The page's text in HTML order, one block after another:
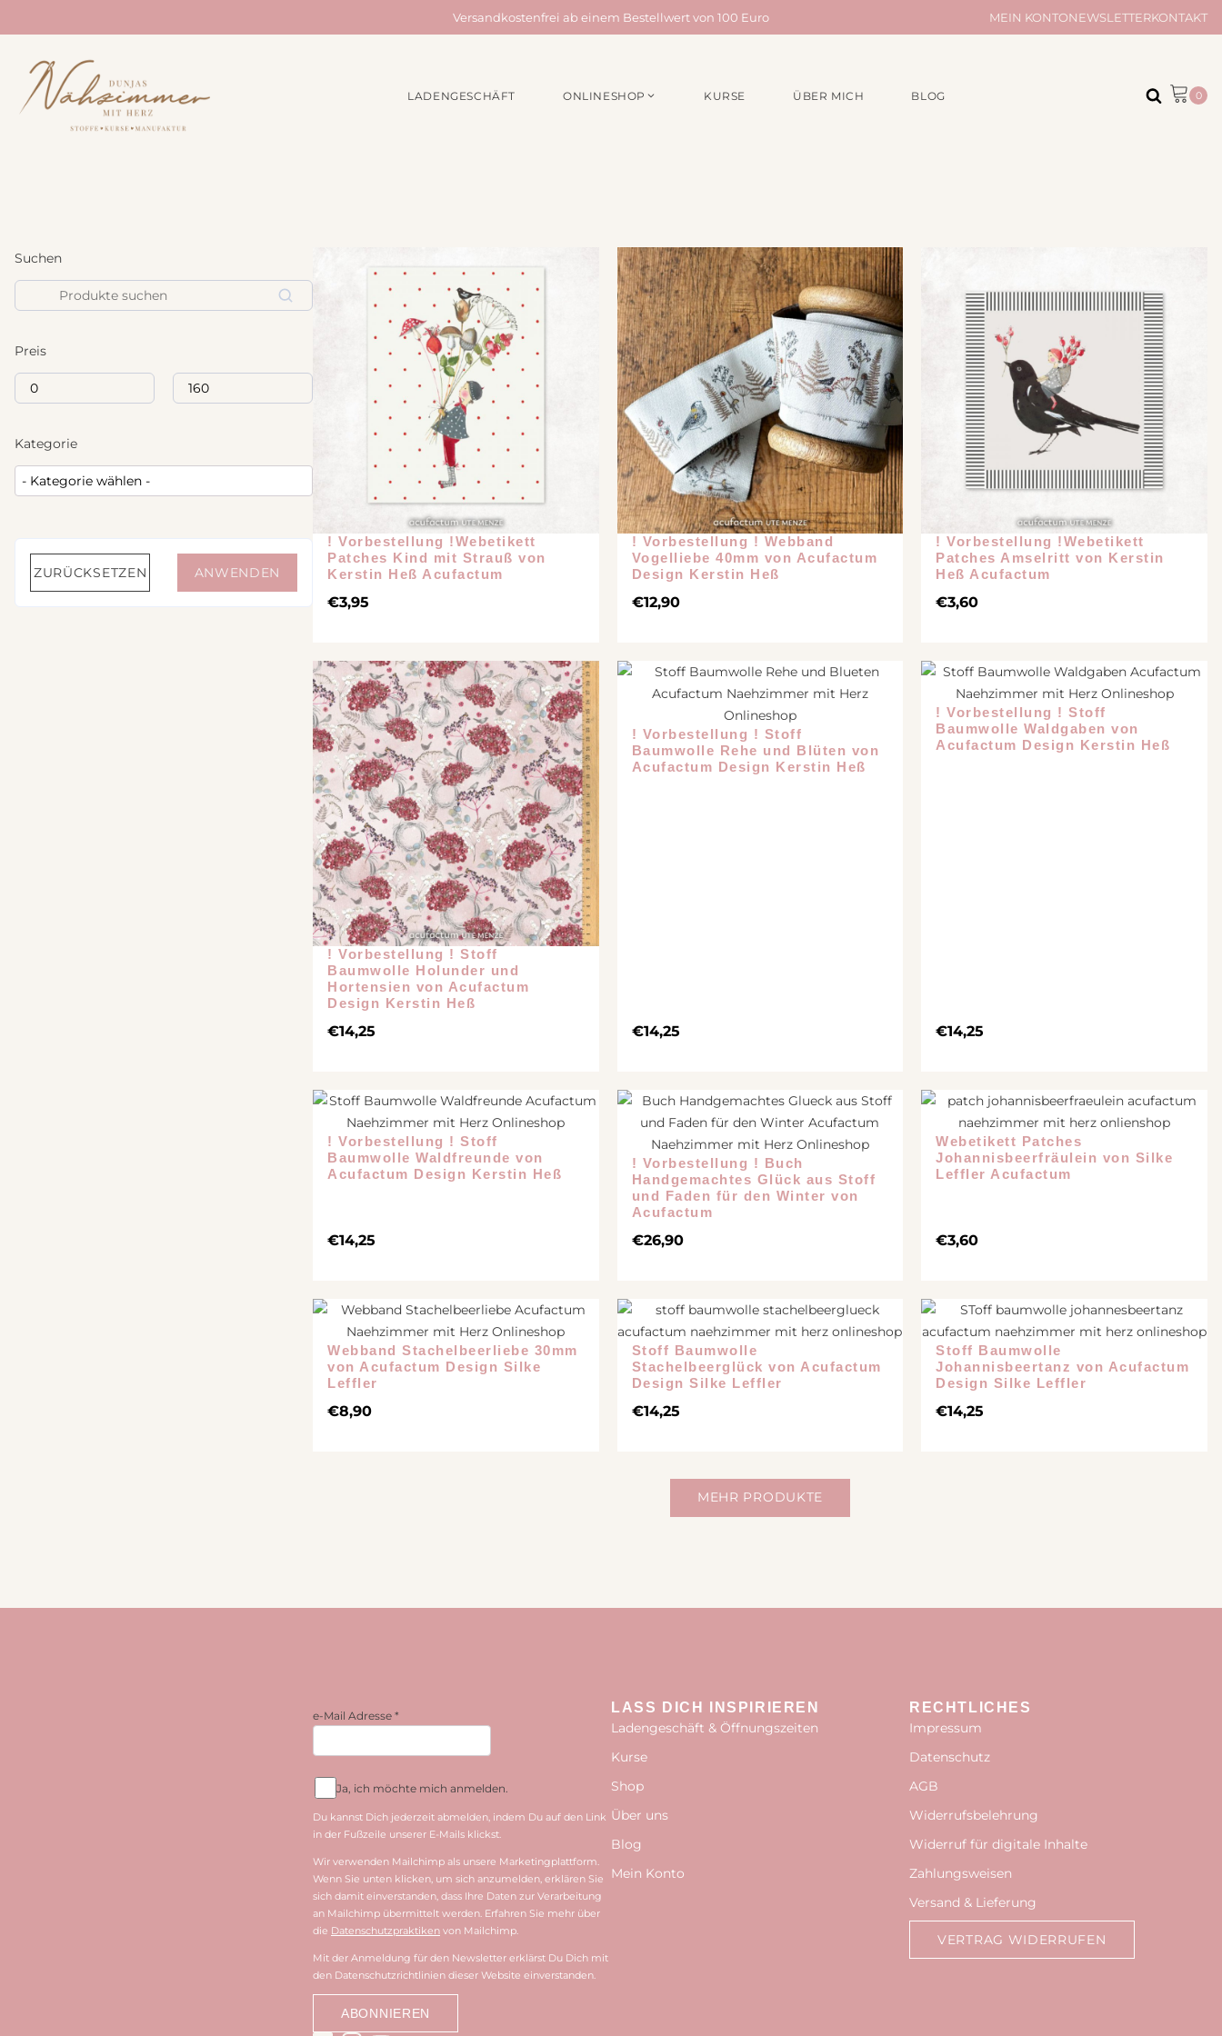
Versandkostenfrei ab einem Bestellwert von 100 Euro MEIN KONTONEWSLETTERKONTAKT
LADENGESCHÄFT ONLINESHOP
Liberty Fabrics
Fableism
Tilda
Merchant and Mills
Steppstoff
Canvas
Echt Knorke
Nähanleitung Verschiedenes
Stickpakete
Knöpfe
Nähgarn
Etiketten
Quiltzubehör
Stickzubehör
Verschiedenes
Quilts
KURSE ÜBER MICH BLOG
Suchen
Preis
Kategorie
ANWENDEN
ZURÜCKSETZEN
! Vorbestellung !Webetikett
Patches Kind mit Strauß von
Kerstin Heß Acufactum
€3,95
! Vorbestellung ! Webband
Vogelliebe 40mm von Acufactum
Design Kerstin Heß
€12,90
! Vorbestellung !Webetikett
Patches Amselritt von Kerstin
Heß Acufactum
€3,60
! Vorbestellung ! Stoff
Baumwolle Holunder und
Hortensien von Acufactum
Design Kerstin Heß
€14,25
! Vorbestellung ! Stoff
Baumwolle Rehe und Blüten von
Acufactum Design Kerstin Heß
€14,25
! Vorbestellung ! Stoff
Baumwolle Waldgaben von
Acufactum Design Kerstin Heß
€14,25
! Vorbestellung ! Stoff
Baumwolle Waldfreunde von
Acufactum Design Kerstin Heß
€14,25
! Vorbestellung ! Buch
Handgemachtes Glück aus Stoff
und Faden für den Winter von
Acufactum
€26,90
Webetikett Patches
Johannisbeerfräulein von Silke
Leffler Acufactum
€3,60
Webband Stachelbeerliebe 30mm
von Acufactum Design Silke
Leffler
€8,90
Stoff Baumwolle
Stachelbeerglück von Acufactum
Design Silke Leffler
€14,25
Stoff Baumwolle
Johannisbeertanz von Acufactum
Design Silke Leffler
€14,25
MEHR PRODUKTE
e-Mail Adresse *
Ja, ich möchte mich anmelden.
Du kannst Dich jederzeit abmelden, indem Du auf den Link
in der Fußzeile unserer E-Mails klickst.
Wir verwenden Mailchimp als unsere Marketingplattform.
Wenn Sie unten klicken, um sich anzumelden, erklären Sie
sich damit einverstanden, dass Ihre Daten zur Verarbeitung
an Mailchimp übermittelt werden. Erfahren Sie mehr über
die Datenschutzpraktiken von Mailchimp.
Mit der Anmeldung für den Newsletter erklärst Du Dich mit
den Datenschutzrichtlinien dieser Website einverstanden.
LASS DICH INSPIRIEREN
Ladengeschäft & Öffnungszeiten
Kurse
Shop
Über uns
Blog
Mein Konto
RECHTLICHES
Impressum
Datenschutz
AGB
Widerrufsbelehrung
Widerruf für digitale Inhalte
Zahlungsweisen
Versand & Lieferung
VERTRAG WIDERRUFEN